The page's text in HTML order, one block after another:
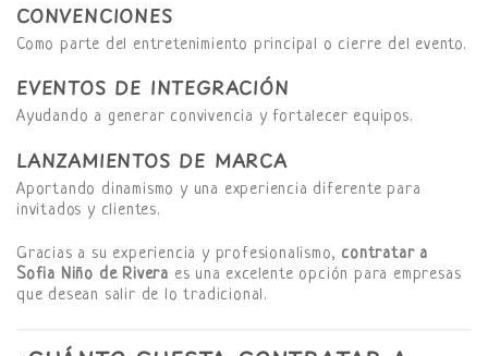
CONVENCIONES
Como parte del entretenimiento principal o cierre del evento.
EVENTOS DE INTEGRACIÓN
Ayudando a generar convivencia y fortalecer equipos.
LANZAMIENTOS DE MARCA
Aportando dinamismo y una experiencia diferente para
invitados y clientes.
Gracias a su experiencia y profesionalismo, contratar a
Sofia Niño de Rivera es una excelente opción para empresas
que desean salir de lo tradicional.